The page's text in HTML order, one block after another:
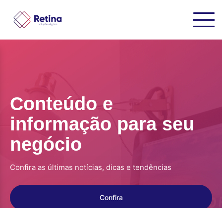
Conteúdo e
informação para seu
negócio
Confira as últimas notícias, dicas e tendências
Confira